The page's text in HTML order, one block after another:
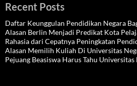
Recent Posts
Daftar Keunggulan Pendidikan Negara
Alasan Berlin Menjadi Predikat Kota
Rahasia dari Cepatnya Peningkatan
Alasan Memilih Kuliah Di Universitas
Pejuang Beasiswa Harus Tahu